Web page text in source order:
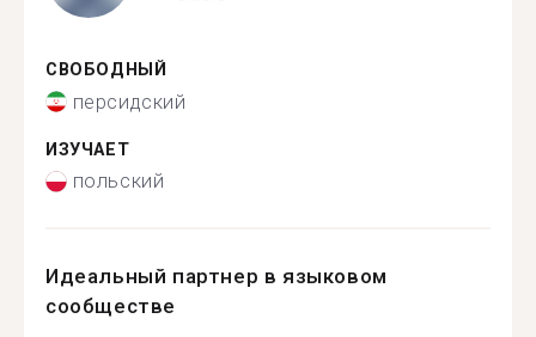
СВОБОДНЫЙ
персидский
ИЗУЧАЕТ
польский
Идеальный партнер в языковом
сообществе